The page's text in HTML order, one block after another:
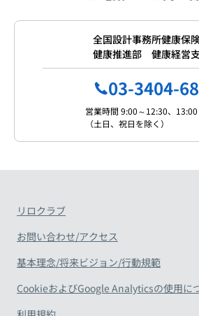
全国設計事務所健康保
健康推進部 健康経営
03-3404-
営業時間 9:00～12:30、
（土日、祝日を除く）
リロクラブ
お問い合わせ/アクセス
基本理念/将来ビジョン/行動規範
CookieおよびGoogle Analyticsの使用に